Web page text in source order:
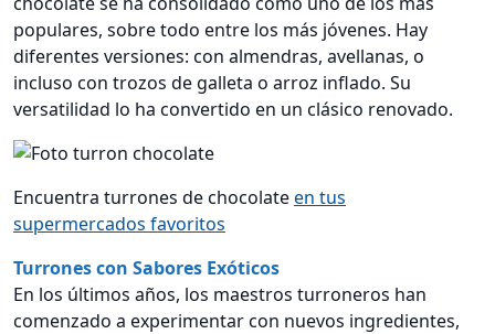
populares, sobre todo entre los más jóvenes. Hay
diferentes versiones: con almendras, avellanas, o
incluso con trozos de galleta o arroz inflado. Su
versatilidad lo ha convertido en un clásico renovado.
Encuentra turrones de chocolateen tus
supermercados favoritos
Turrones con Sabores Exóticos
En los últimos años, los maestros turroneros han
comenzado a experimentar con nuevos ingredientes,